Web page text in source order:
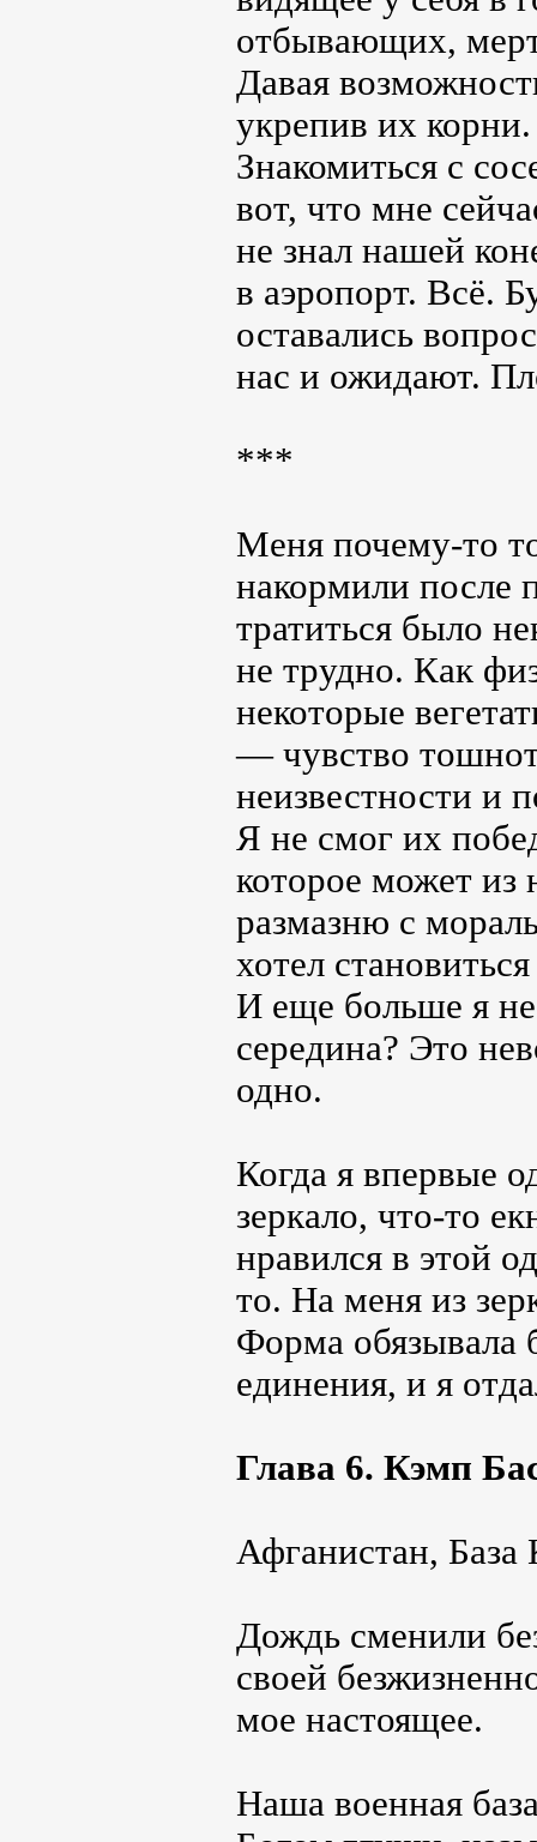
отбывающих,
Давая
укрепив их
Знакомиться с
вот, что мне
не знал нашей
в аэропорт. Всё.
оставались
нас и ожидают.
***
Меня почему-то
накормили после
тратиться было
не трудно. Как
некоторые
— чувство
неизвестности и
Я не смог их
которое может из
размазню с
хотел
И еще больше я
середина? Это
одно.
Когда я впервые
зеркало, что-то
нравился в этой
то. На меня из
Форма обязывала
единения, и я
Глава 6. Кэмп
Афганистан, База
Дождь сменили
своей
мое настоящее.
Наша военная